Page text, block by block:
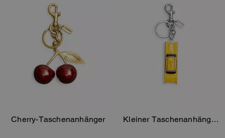
Cherry-Taschenanhänger
Kleiner Taschenanhänger